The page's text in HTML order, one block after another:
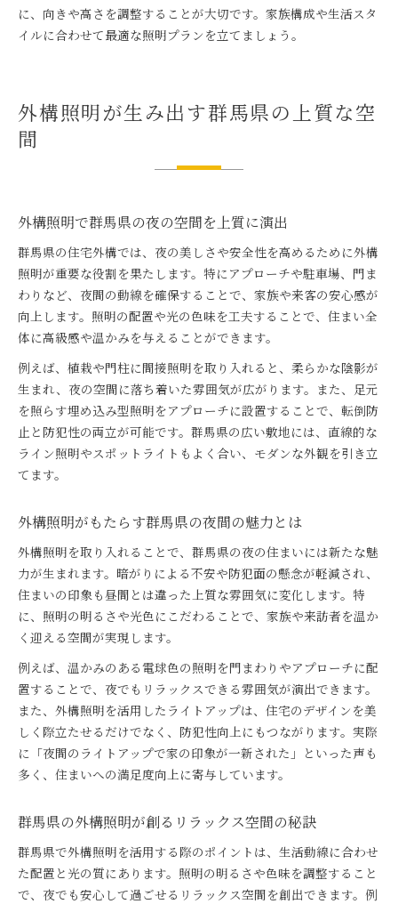
に、向きや高さを調整することが大切です。家族構成や生活スタ
イルに合わせて最適な照明プランを立てましょう。
外構照明が生み出す群馬県の上質な空
間
外構照明で群馬県の夜の空間を上質に演出
群馬県の住宅外構では、夜の美しさや安全性を高めるために外構
照明が重要な役割を果たします。特にアプローチや駐車場、門ま
わりなど、夜間の動線を確保することで、家族や来客の安心感が
向上します。照明の配置や光の色味を工夫することで、住まい全
体に高級感や温かみを与えることができます。
例えば、植栽や門柱に間接照明を取り入れると、柔らかな陰影が
生まれ、夜の空間に落ち着いた雰囲気が広がります。また、足元
を照らす埋め込み型照明をアプローチに設置することで、転倒防
止と防犯性の両立が可能です。群馬県の広い敷地には、直線的な
ライン照明やスポットライトもよく合い、モダンな外観を引き立
てます。
外構照明がもたらす群馬県の夜間の魅力とは
外構照明を取り入れることで、群馬県の夜の住まいには新たな魅
力が生まれます。暗がりによる不安や防犯面の懸念が軽減され、
住まいの印象も昼間とは違った上質な雰囲気に変化します。特
に、照明の明るさや光色にこだわることで、家族や来訪者を温か
く迎える空間が実現します。
例えば、温かみのある電球色の照明を門まわりやアプローチに配
置することで、夜でもリラックスできる雰囲気が演出できます。
また、外構照明を活用したライトアップは、住宅のデザインを美
しく際立たせるだけでなく、防犯性向上にもつながります。実際
に「夜間のライトアップで家の印象が一新された」といった声も
多く、住まいへの満足度向上に寄与しています。
群馬県の外構照明が創るリラックス空間の秘訣
群馬県で外構照明を活用する際のポイントは、生活動線に合わせ
た配置と光の質にあります。照明の明るさや色味を調整すること
で、夜でも安心して過ごせるリラックス空間を創出できます。例